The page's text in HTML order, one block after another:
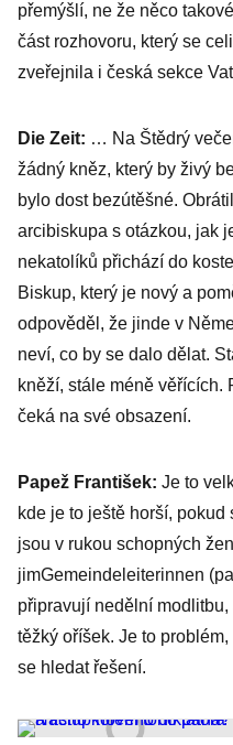
přemýšlí, ne že něco
část rozhovoru, který se
zveřejnila i česká sekce
Die Zeit: … Na Štědrý
žádný kněz, který by živý
bylo dost bezútěšné.
arcibiskupa s otázkou, jak
nekatolíků přichází do
Biskup, který je nový a
odpověděl, že jinde v
neví, co by se dalo dělat.
kněží, stále méně věřících.
čeká na své obsazení.
Papež František: Je to
kde je to ještě horší,
jsou v rukou schopných
jimGemeindeleiterinnen
připravují nedělní
těžký oříšek. Je to
se hledat řešení.